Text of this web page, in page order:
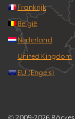
Frankrijk
België
Nederland
United Kingdom
EU (Engels)
© 2009-2026